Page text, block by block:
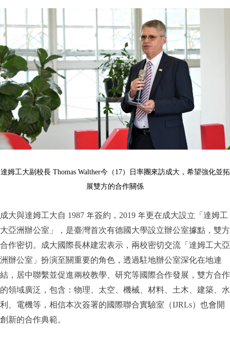
達姆工大副校長 Thomas Walther今（ 17）日率團來訪成大，希望強化並拓
展雙方的合作關係
成大與達姆工大自 1987 年簽約，2019 年更在成大設立「達姆工
大亞洲辦公室」，是臺灣首次有德國大學設立辦公室據點，雙方
合作密切。成大國際長林建宏表示，兩校密切交流「達姆工大亞
洲辦公室」扮演至關重要的角色，透過駐地辦公室深化在地連
結，居中聯繫並促進兩校教學、研究等國際合作發展，雙方合作
的領域廣泛，包含：物理、太空、機械、材料、土木、建築、水
利、電機等，相信本次簽署的國際聯合實驗室（IJRLs）也會開
創新的合作典範。